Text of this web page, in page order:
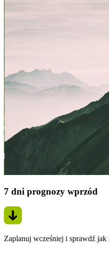
7 dni prognozy wprzód
Zaplanuj wcześniej i sprawdź